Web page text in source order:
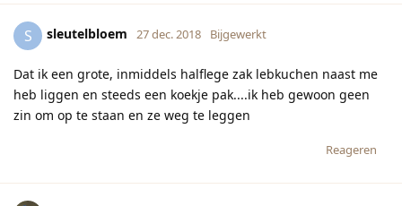
iMoeder 27 dec. 2018
Ik moest en zou Sencha Green Apple hebben van Simon
Levelt (= losse thee). Speciaal de deur voor uit gegaan. Maar
het was op in de winkel.
Reageren